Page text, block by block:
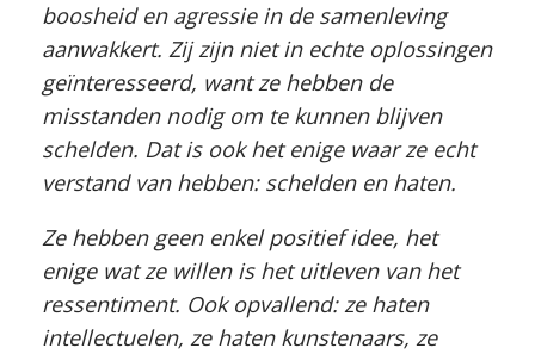
boosheid en agressie in de samenleving
aanwakkert. Zij zijn niet in echte oplossingen
geïnteresseerd, want ze hebben de
misstanden nodig om te kunnen blijven
schelden. Dat is ook het enige waar ze echt
verstand van hebben: schelden en haten.
Ze hebben geen enkel positief idee, het
enige wat ze willen is het uitleven van het
ressentiment. Ook opvallend: ze haten
intellectuelen, ze haten kunstenaars, ze